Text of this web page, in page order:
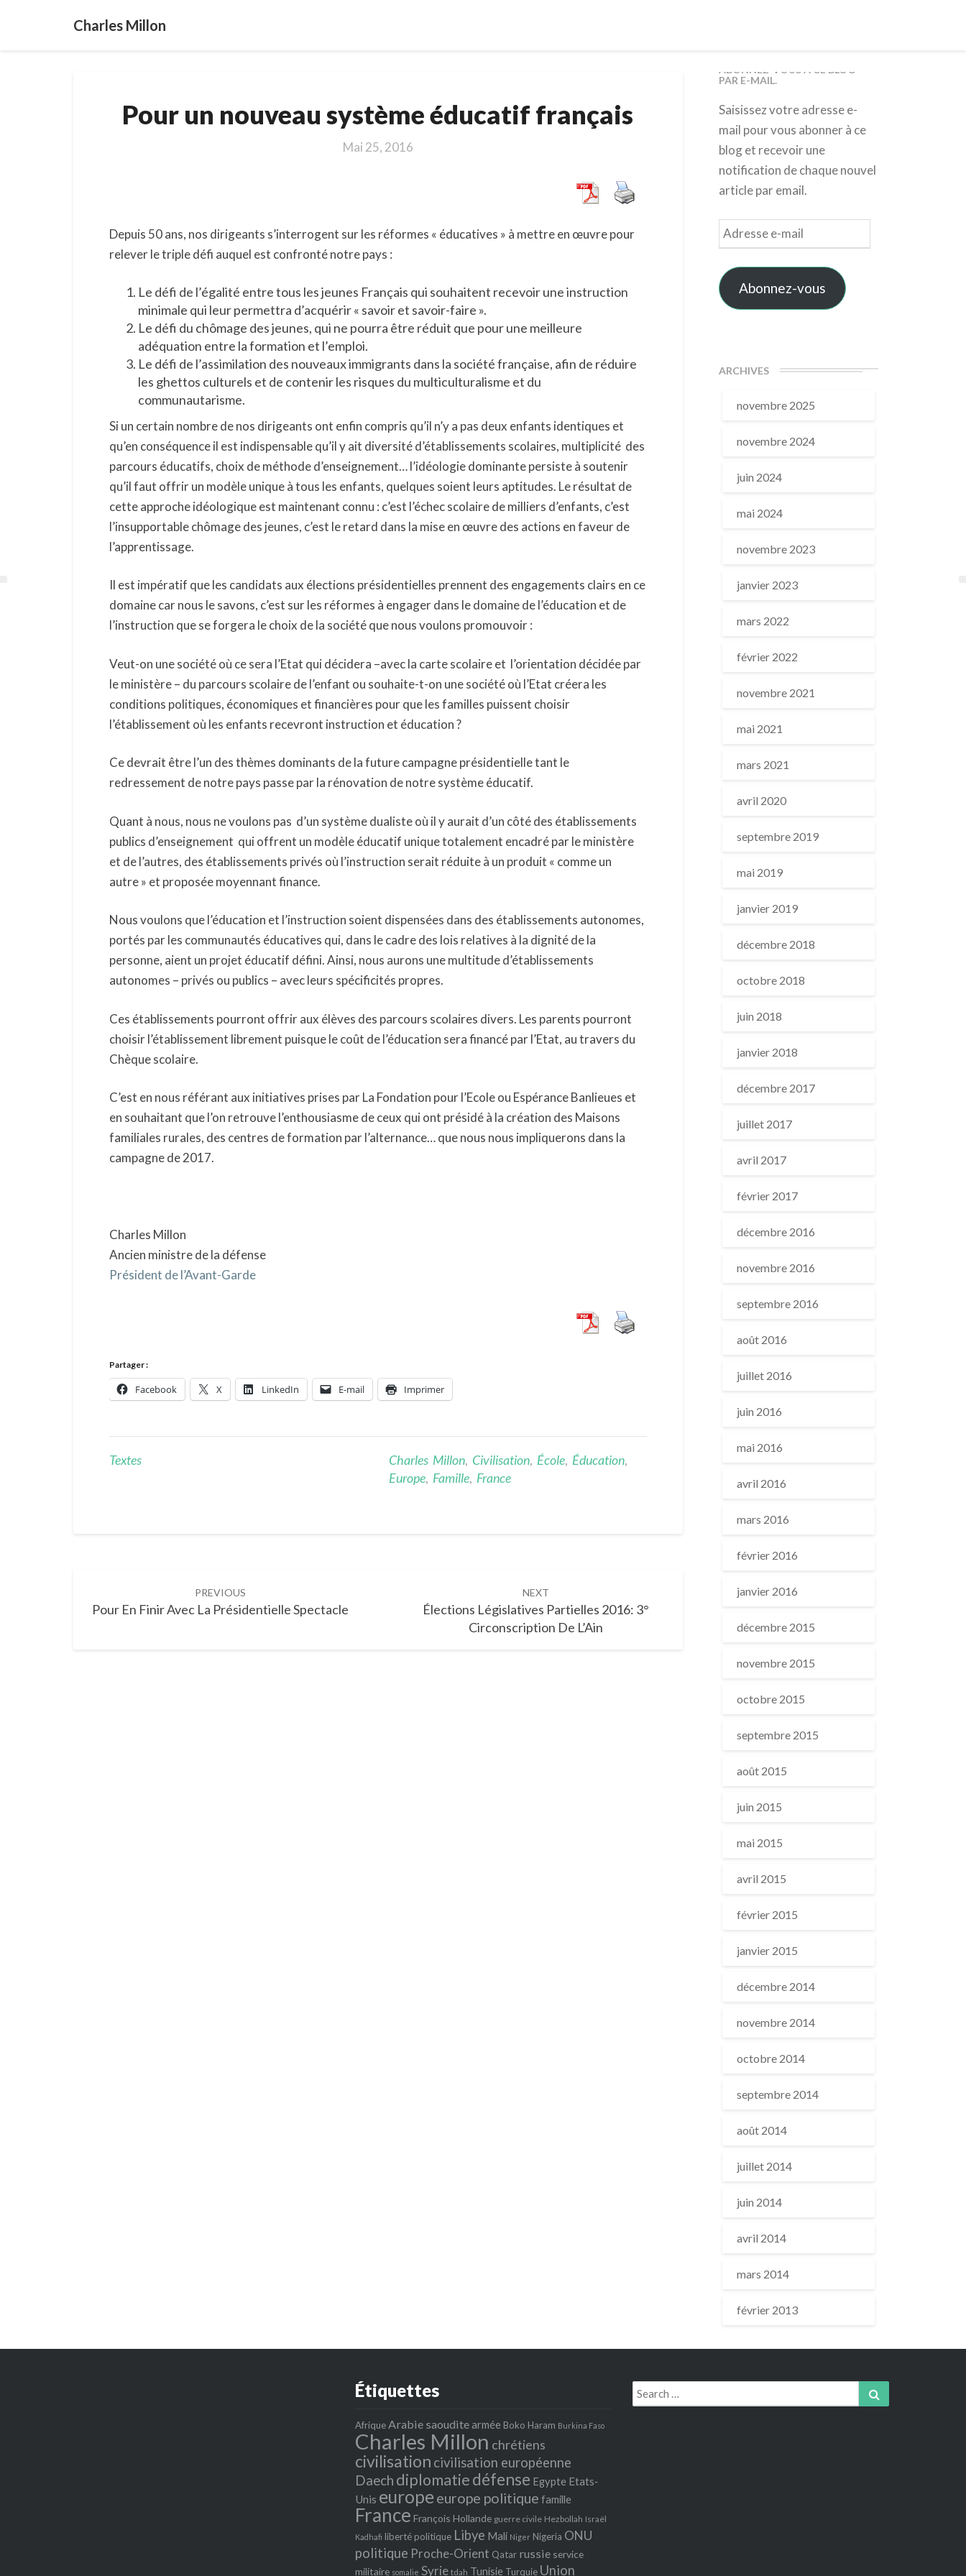
Charles Millon
un
système
Pour un nouveau système éducatif français
Mai 25, 2016
Depuis 50 ans, nos dirigeants s’interrogent sur les réformes « éducatives » à mettre en œuvre pour
relever le triple défi auquel est confronté notre pays :
Le défi de l’égalité entre tous les jeunes Français qui souhaitent recevoir une instruction
minimale qui leur permettra d’acquérir « savoir et savoir-faire ».
Le défi du chômage des jeunes, qui ne pourra être réduit que pour une meilleure
adéquation entre la formation et l’emploi.
Le défi de l’assimilation des nouveaux immigrants dans la société française, afin de réduire
les ghettos culturels et de contenir les risques du multiculturalisme et du
communautarisme.
Si un certain nombre de nos dirigeants ont enfin compris qu’il n’y a pas deux enfants identiques et
qu’en conséquence il est indispensable qu’il y ait diversité d’établissements scolaires, multiplicité des
parcours éducatifs, choix de méthode d’enseignement… l’idéologie dominante persiste à soutenir
qu’il faut offrir un modèle unique à tous les enfants, quelques soient leurs aptitudes. Le résultat de
cette approche idéologique est maintenant connu : c’est l’échec scolaire de milliers d’enfants, c’est
l’insupportable chômage des jeunes, c’est le retard dans la mise en œuvre des actions en faveur de
l’apprentissage.
Il est impératif que les candidats aux élections présidentielles prennent des engagements clairs en ce
domaine car nous le savons, c’est sur les réformes à engager dans le domaine de l’éducation et de
l’instruction que se forgera le choix de la société que nous voulons promouvoir :
Veut-on une société où ce sera l’Etat qui décidera –avec la carte scolaire et l’orientation décidée par
le ministère – du parcours scolaire de l’enfant ou souhaite-t-on une société où l’Etat créera les
conditions politiques, économiques et financières pour que les familles puissent choisir
l’établissement où les enfants recevront instruction et éducation ?
Ce devrait être l’un des thèmes dominants de la future campagne présidentielle tant le
redressement de notre pays passe par la rénovation de notre système éducatif.
Quant à nous, nous ne voulons pas d’un système dualiste où il y aurait d’un côté des établissements
publics d’enseignement qui offrent un modèle éducatif unique totalement encadré par le ministère
et de l’autres, des établissements privés où l’instruction serait réduite à un produit « comme un
autre » et proposée moyennant finance.
Nous voulons que l’éducation et l’instruction soient dispensées dans des établissements autonomes,
portés par les communautés éducatives qui, dans le cadre des lois relatives à la dignité de la
personne, aient un projet éducatif défini. Ainsi, nous aurons une multitude d’établissements
autonomes – privés ou publics – avec leurs spécificités propres.
Ces établissements pourront offrir aux élèves des parcours scolaires divers. Les parents pourront
choisir l’établissement librement puisque le coût de l’éducation sera financé par l’Etat, au travers du
Chèque scolaire.
C’est en nous référant aux initiatives prises par La Fondation pour l’Ecole ou Espérance Banlieues et
en souhaitant que l’on retrouve l’enthousiasme de ceux qui ont présidé à la création des Maisons
familiales rurales, des centres de formation par l’alternance… que nous nous impliquerons dans la
campagne de 2017.
Charles Millon
Ancien ministre de la défense
Président de l’Avant-Garde
Partager :
Facebook X LinkedIn E-mail Imprimer
Textes Charles Millon, Civilisation, École, Éducation,
Europe, Famille, France
navigation
PREVIOUS
Pour En Finir Avec La Présidentielle Spectacle
NEXT
Élections Législatives Partielles 2016: 3°
Circonscription De L’Ain
ABONNEZ-VOUS À CE BLOG
PAR E-MAIL.
Saisissez votre adresse e-
mail pour vous abonner à ce
blog et recevoir une
notification de chaque nouvel
article par email.
Adresse
e-
mail
Abonnez-vous
ARCHIVES
novembre 2025
novembre 2024
juin 2024
mai 2024
novembre 2023
janvier 2023
mars 2022
février 2022
novembre 2021
mai 2021
mars 2021
avril 2020
septembre 2019
mai 2019
janvier 2019
décembre 2018
octobre 2018
juin 2018
janvier 2018
décembre 2017
juillet 2017
avril 2017
février 2017
décembre 2016
novembre 2016
septembre 2016
août 2016
juillet 2016
juin 2016
mai 2016
avril 2016
mars 2016
février 2016
janvier 2016
décembre 2015
novembre 2015
octobre 2015
septembre 2015
août 2015
juin 2015
mai 2015
avril 2015
février 2015
janvier 2015
décembre 2014
novembre 2014
octobre 2014
septembre 2014
août 2014
juillet 2014
juin 2014
avril 2014
mars 2014
février 2013
Étiquettes
Afrique Arabie saoudite armée Boko Haram Burkina Faso
Charles Millon chrétiens
civilisation civilisation européenne
Daech diplomatiedéfense Egypte Etats‐
Unis europeeurope politique famille
France François Hollande guerre civile Hezbollah Israël
Kadhafi liberté politique Libye Mali Niger Nigeria ONU
politique Proche-Orient Qatar russie service
militaire somalie Syrie tdah Tunisie Turquie Union
Search
for: